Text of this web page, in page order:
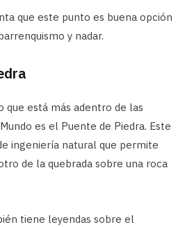
que este punto es buena opción
y nadar.
que está más adentro de las
es el Puente de Piedra. Este
ingeniería natural que permite
de la quebrada sobre una roca
tiene leyendas sobre el